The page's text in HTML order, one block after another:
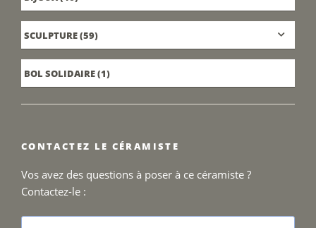
SCULPTURE(59)
BOL SOLIDAIRE(1)
CONTACTEZ LE CÉRAMISTE
Vos avez des questions à poser à ce céramiste ?
Contactez-le :